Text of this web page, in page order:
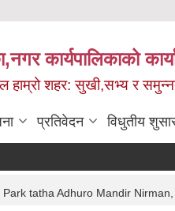
कार्यपालिकाको
हाम्रो शहर: सुखी,सभ्य र
प्रतिवेदन विधुतीय
tatha Adhuro Mandir Nirman,